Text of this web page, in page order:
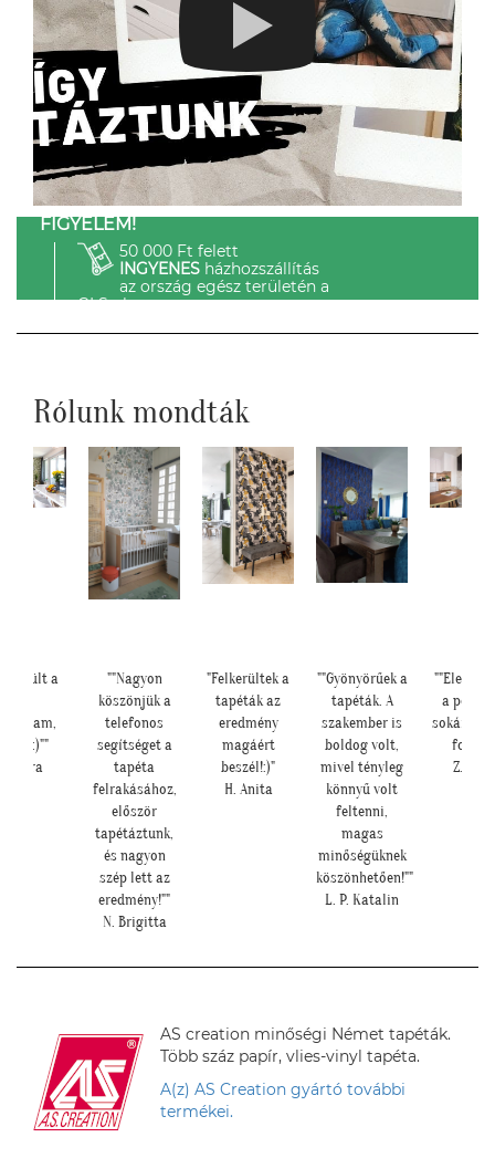
FIGYELEM!
50 000 Ft felett
INGYENESházhozszállítás
az ország egész területén a
GLS-el.
Rólunk mondták
a
:)""
Sára
""Nagyon
köszönjük a
telefonos
segítséget a
tapéta
felrakásához,
először
tapétáztunk,
és nagyon
szép lett az
eredmény!""
N. Brigitta
"Felkerültek a
tapéták az
eredmény
magáért
beszél!:)"
H. Anita
""Gyönyörűek a
tapéták. A
szakember is
boldog volt,
mivel tényleg
könnyű volt
feltenni,
magas
minőségüknek
köszönhetően!""
L. P. Katalin
a
sokáig
Z.
AS creation minőségi Német tapéták.
Több száz papír, vlies-vinyl tapéta.
A(z) AS Creation gyártó további
termékei.